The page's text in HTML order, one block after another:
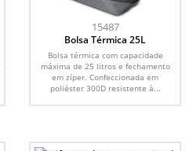
15487
Bolsa Térmica 25L
Bolsa térmica com capacidade
máxima de 25 litros e fechamento
em zíper. Confeccionada em
poliéster 300D resistente à...